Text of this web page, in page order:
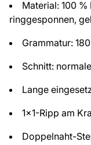
Material: 100
ringgesponnen,
Grammatur:
Schnitt:
Lange
1x1-Ripp am
Doppelnaht-